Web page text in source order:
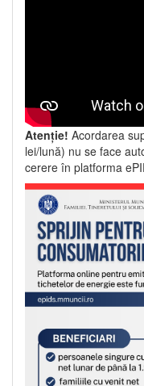
Atenție! Acordarea
lei/lună) nu se face
cerere în platforma